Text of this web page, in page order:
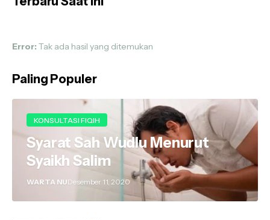
Error: Tak ada hasil yang ditemukan
Paling Populer
KONSULTASI FIQIH
Syarat Sah Wudlu Menurut
Syaikh Salim
WARTA NUDesember 11, 2020